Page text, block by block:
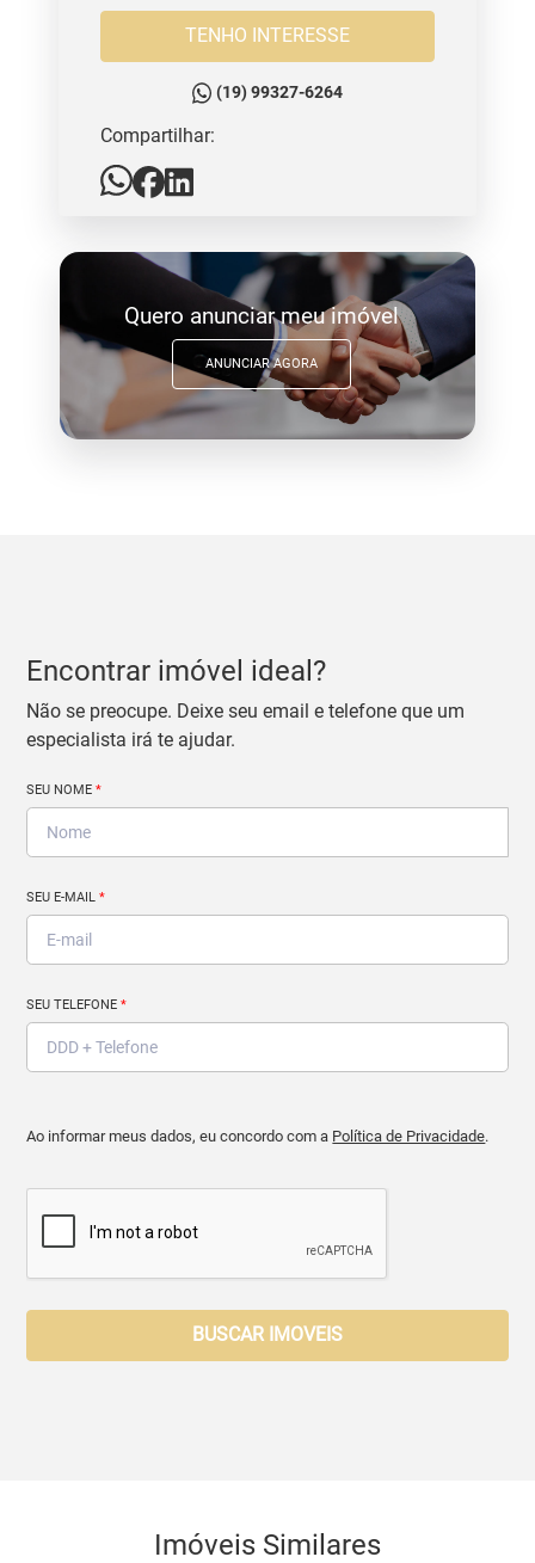
TENHO INTERESSE
(19) 99327-6264
Compartilhar:
Quero anunciar meu imóvel
ANUNCIAR AGORA
Encontrar imóvel ideal?
Não se preocupe. Deixe seu email e telefone que um
especialista irá te ajudar.
SEU NOME*
SEU E-MAIL*
SEU TELEFONE*
Ao informar meus dados, eu concordo com a Política de Privacidade.
BUSCAR IMOVEIS
Imóveis Similares